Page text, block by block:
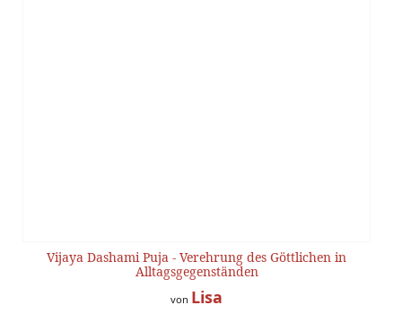
Vijaya Dashami Puja - Verehrung des Göttlichen in
Alltagsgegenständen
von Lisa